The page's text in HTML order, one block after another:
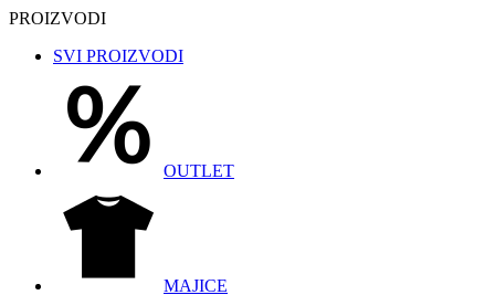
PROIZVODI
SVI PROIZVODI
OUTLET
MAJICE